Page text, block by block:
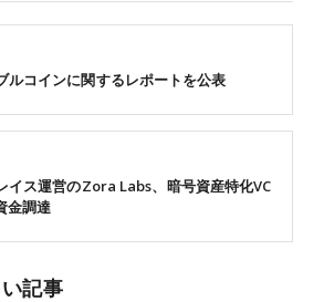
イス運営のZora Labs、暗号資産特化VC
金調達
ルコインに関するレポートを公表
記事